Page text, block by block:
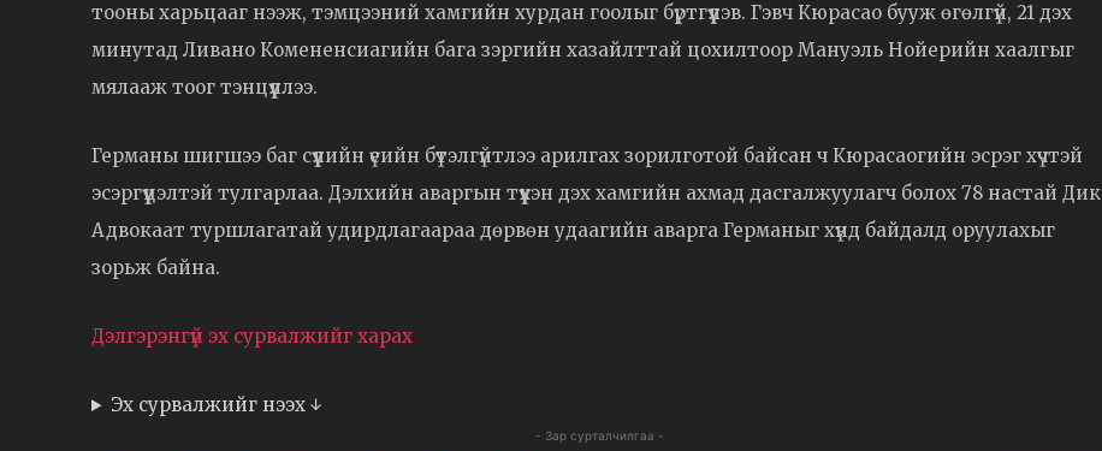
тооны харьцааг нээж, тэмцээний хамгийн хурдан гоолыг бүртгүүлэв. Гэвч Кюрасао бууж өгөлгүй, 21 дэх
минутад Ливано Комененсиагийн бага зэргийн хазайлттай цохилтоор Мануэль Нойерийн хаалгыг
мялааж тоог тэнцүүллээ.
Германы шигшээ баг сүүлийн үеийн бүтэлгүйтлээ арилгах зорилготой байсан ч Кюрасаогийн эсрэг хүчтэй
эсэргүүцэлтэй тулгарлаа. Дэлхийн аваргын түүхэн дэх хамгийн ахмад дасгалжуулагч болох 78 настай Дик
Адвокаат туршлагатай удирдлагаараа дөрвөн удаагийн аварга Германыг хүнд байдалд оруулахыг
зорьж байна.
Дэлгэрэнгүй эх сурвалжийг харах
Эх сурвалжийг нээх ↓
- Зар сурталчилгаа -